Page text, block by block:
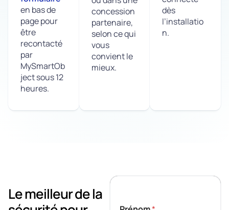
en bas de
page pour
être
recontacté
par
MySmartOb
ject sous 12
heures.
concession
partenaire,
selon ce qui
vous
convient le
mieux.
dès
l’installatio
n.
Le meilleur de la